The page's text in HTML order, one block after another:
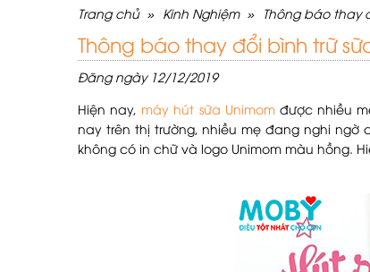
Trang chủ » Kinh Nghiệm » Thông báo thay
Thông báo thay đổi bình trữ
Đăng ngày 12/12/2019
Hiện nay, máy hút sữa Unimomđược nhiều
nay trên thị trường, nhiều mẹ đang nghi ngờ
không có in chữ và logo Unimom màu hồng.